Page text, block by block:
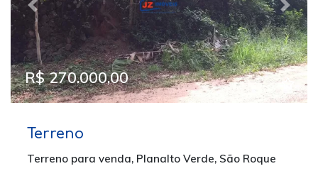
Previous Next
R$ 270.000,00
Terreno
Terreno para venda, Planalto Verde, São Roque